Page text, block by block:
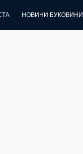
НОВИНИ БУКОВИНИ